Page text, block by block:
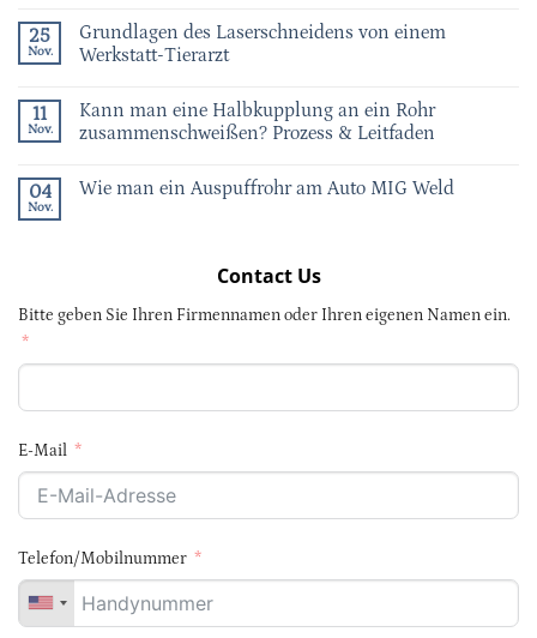
25
Nov.
Grundlagen des Laserschneidens von einem
Werkstatt-Tierarzt
11
Nov.
Kann man eine Halbkupplung an ein Rohr
zusammenschweißen? Prozess & Leitfaden
04
Nov.
Wie man ein Auspuffrohr am Auto MIG Weld
Contact Us
Bitte geben Sie Ihren Firmennamen oder Ihren eigenen Namen ein.
E-Mail
Telefon/Mobilnummer